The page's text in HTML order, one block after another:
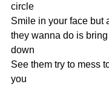
circle
Smile in your face but
they wanna do is bring
down
See them try to mess
you